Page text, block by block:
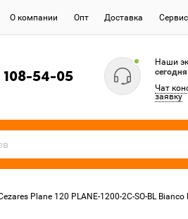
О компании Опт Доставка Сервис
108-54-05
Наши
Чат
заявку
Plane 120 PLANE-1200-2C-SO-BL Bianco